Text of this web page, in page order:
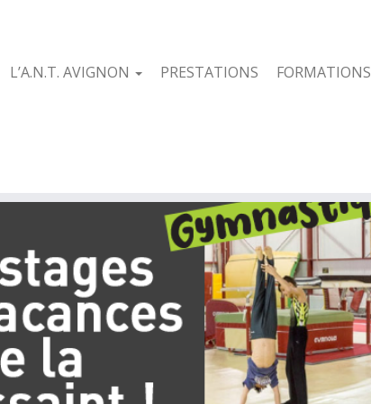
L’A.N.T. AVIGNON PRESTATIONS FORMATIONS